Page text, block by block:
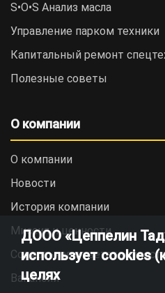
S•O•S Анализ масла
Управление парком техники
Капитальный ремонт
Полезные советы
О компании
О компании
Новости
История компании
Миссия и ценности
Социальная
Вакансии
ДООО «Цеппелин
использует cookies
целях